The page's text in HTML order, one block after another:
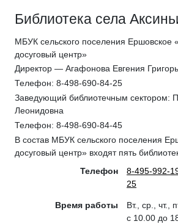
Библиотека села
МБУК сельского поселения Ершовское
досуговый центр»
Директор — Агафонова Евгения
Телефон: 8-498-690-84-25
Заведующий библиотечным сектором:
Леонидовна
Телефон: 8-498-690-84-45
В состав МБУК сельского поселения
досуговый центр» входят пять
Телефон
8-495-992-
25
Время работы
Вт., ср., чт.,
с 10.00 до